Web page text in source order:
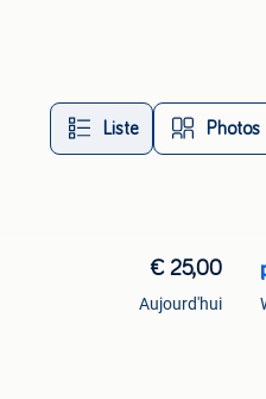
Liste Photos
€ 25,00
Aujourd'hui